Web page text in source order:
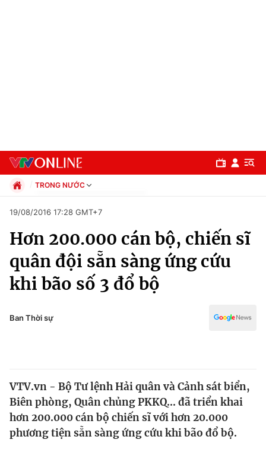
Chuyên mục
Chính trị
Thế giới
Tin tức
Kinh tế
TRONG NƯỚC
Xã hội
Pháp luật
Thể thao
Truyền hình
Văn hóa - Giải trí
Đời sống
19/08/2016 17:28 GMT+7
Hơn 200.000 cán bộ, chiến sĩ
quân đội sẵn sàng ứng cứu
khi bão số 3 đổ bộ
Ban Thời sự
VTV.vn - Bộ Tư lệnh Hải quân và Cảnh sát biển,
Biên phòng, Quân chủng PKKQ... đã triển khai
hơn 200.000 cán bộ chiến sĩ với hơn 20.000
phương tiện sẵn sàng ứng cứu khi bão đổ bộ.